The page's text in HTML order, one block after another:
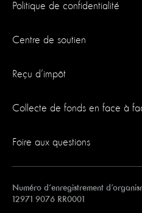
Politique de confidentialité
Centre de soutien
Reçu d’impôt
Collecte de fonds en face à
Foire aux questions
Numéro d’enregistrement
12971 9076 RR0001